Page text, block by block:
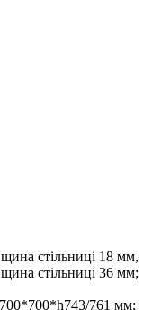
стільниці 18 мм,
стільниці 36 мм;
761 мм;